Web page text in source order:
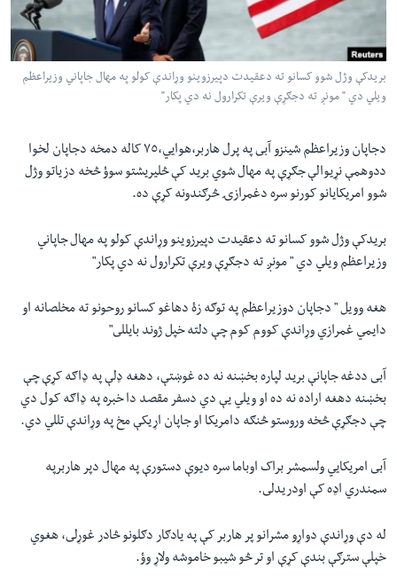
دلته
مخکې
مرکزي
لټون
واوړئ
اداریه
Learning English
ژبې
بريدکې وژل شوو کسانو ته دعقيدت دپيرزوينو وړاندې کولو په مهال جاپاني وزيراعظم
ويلي دي " مونږ ته دجګړې ويرې تکرارول نه دي پکار"
دجاپان وزيراعظم شينزو آبى په پرل هاربر،هوايي،٧٥ کاله دمخه دجاپان لخوا
ددوهمې نړيوالې جګړې په مهال شوي بريد کې څليريشتو سوؤ څخه دزياتو وژل
شوو امريکايانو کورنو سره دغمرازۍ څرګندونه کړې ده.
بريدکې وژل شوو کسانو ته دعقيدت دپيرزوينو وړاندې کولو په مهال جاپاني
وزيراعظم ويلي دي " مونږ ته دجګړې ويرې تکرارول نه دي پکار"
هغه وويل " دجاپان دوزيراعظم په توګه زۀ دهاغو کسانو روحونو ته مخلصانه او
دايمي غمرازي وړاندې کووم کوم چې دلته خپل ژوند بايللى"
آبى ددغه جاپانې بريد لپاره بخښنه نه ده غوښتې، دهغه ډلې په ډاګه کړې چې
بخښنه دهغه اراده نه ده او ويلي يې دي دسفر مقصد دا خبره په ډاګه کول دي
چې دجګړې څخه وروستو څنګه دامريکا او جاپان اړيکې مخ په وړاندې تللي دي.
آبى امريکايي ولسمشر براک اوباما سره ديوې دستورې په مهال دپر هاربرپه
سمندري اډه کې اودريدلى.
له دې وړاندې دواړو مشرانو پر هاربر کې په يادګار دګلونو څادر غوړلى، هغوي
خپلې سترګې بندې کړې او تر څو شيبو خاموشه ولاړ وؤ.